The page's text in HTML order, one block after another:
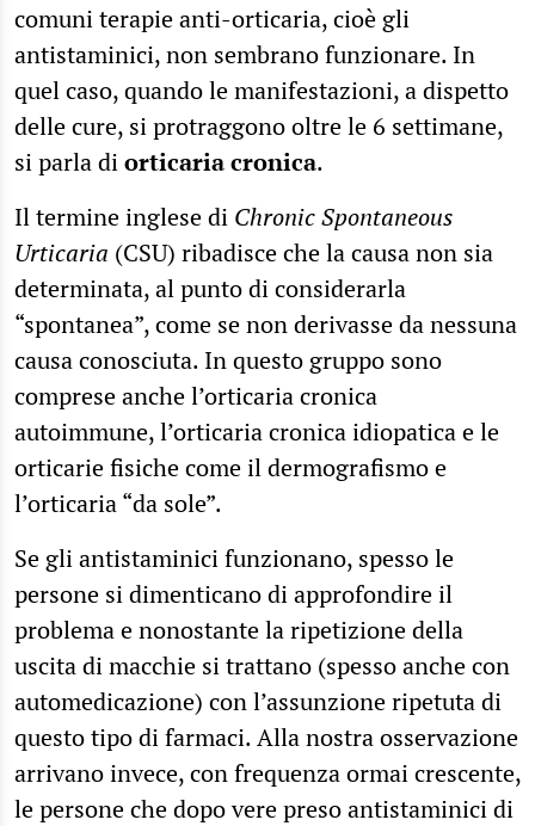
comuni terapie anti-orticaria, cioè gli
antistaminici, non sembrano funzionare. In
quel caso, quando le manifestazioni, a dispetto
delle cure, si protraggono oltre le 6 settimane,
si parla diorticaria cronica.
Il termine inglese di ChronicSpontaneous
Urticaria (CSU) ribadisce che la causa non sia
determinata, al punto di considerarla
“spontanea”, come se non derivasse da nessuna
causa conosciuta. In questo gruppo sono
comprese anche l’orticaria cronica
autoimmune, l’orticaria cronica idiopatica e le
orticarie fisiche come il dermografismo e
l’orticaria “da sole”.
Se gli antistaminici funzionano, spesso le
persone si dimenticano di approfondire il
problema e nonostante la ripetizione della
uscita di macchie si trattano (spesso anche con
automedicazione) con l’assunzione ripetuta di
questo tipo di farmaci. Alla nostra osservazione
arrivano invece, con frequenza ormai crescente,
le persone che dopo vere preso antistaminici di